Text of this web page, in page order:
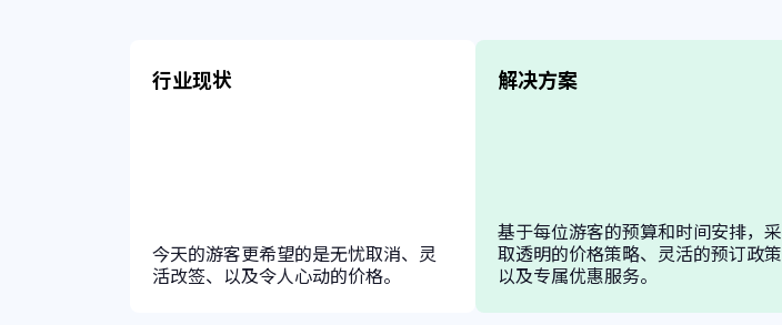
行业现状
今天的游客更希望的是无忧取消、灵
活改签、以及令人心动的价格。
解决方案
基于每位游客的预算和时间安排，采
取透明的价格策略、灵活的预订政策
以及专属优惠服务。